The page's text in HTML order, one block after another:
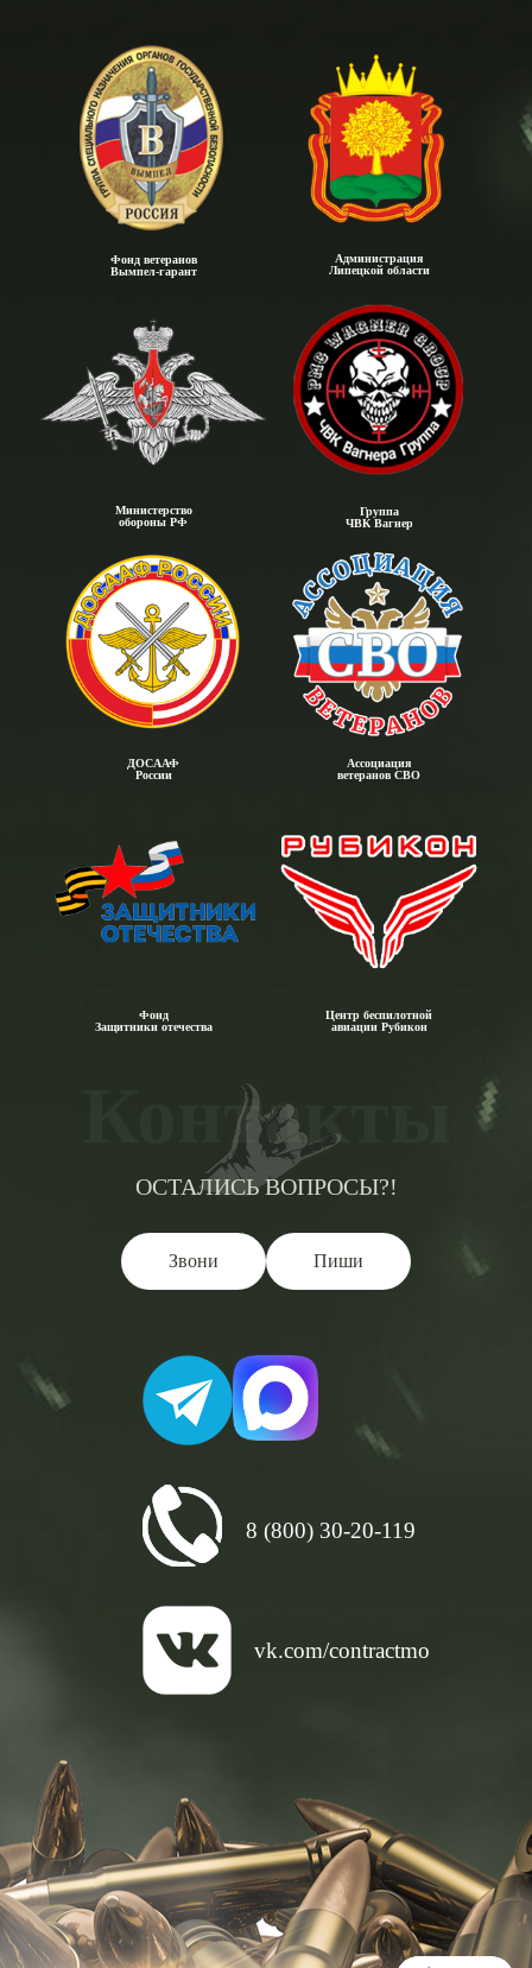
Фонд ветеранов
Вымпел-гарант
Администрация
Липецкой области
Министерство
обороны РФ
Группа
ЧВК Вагнер
ДОСААФ
России
Ассоциация
ветеранов СВО
Фонд
Защитники отечества
Центр беспилотной
авиации Рубикон
Контакты
ОСТАЛИСЬ ВОПРОСЫ?!
Звони Пиши
8 (800) 30-20-119
vk.com/contractmo